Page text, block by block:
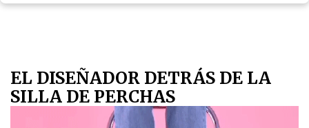
EL DISEÑADOR DETRÁS DE LA
SILLA DE PERCHAS